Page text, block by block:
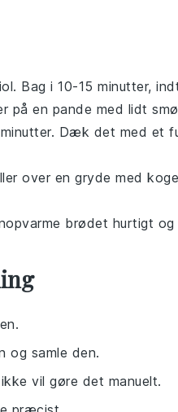
. Bag i 10-15 minutter,
på en pande med lidt
Dæk det med et
over en gryde med
brødet hurtigt
og samle den.
vil gøre det manuelt.